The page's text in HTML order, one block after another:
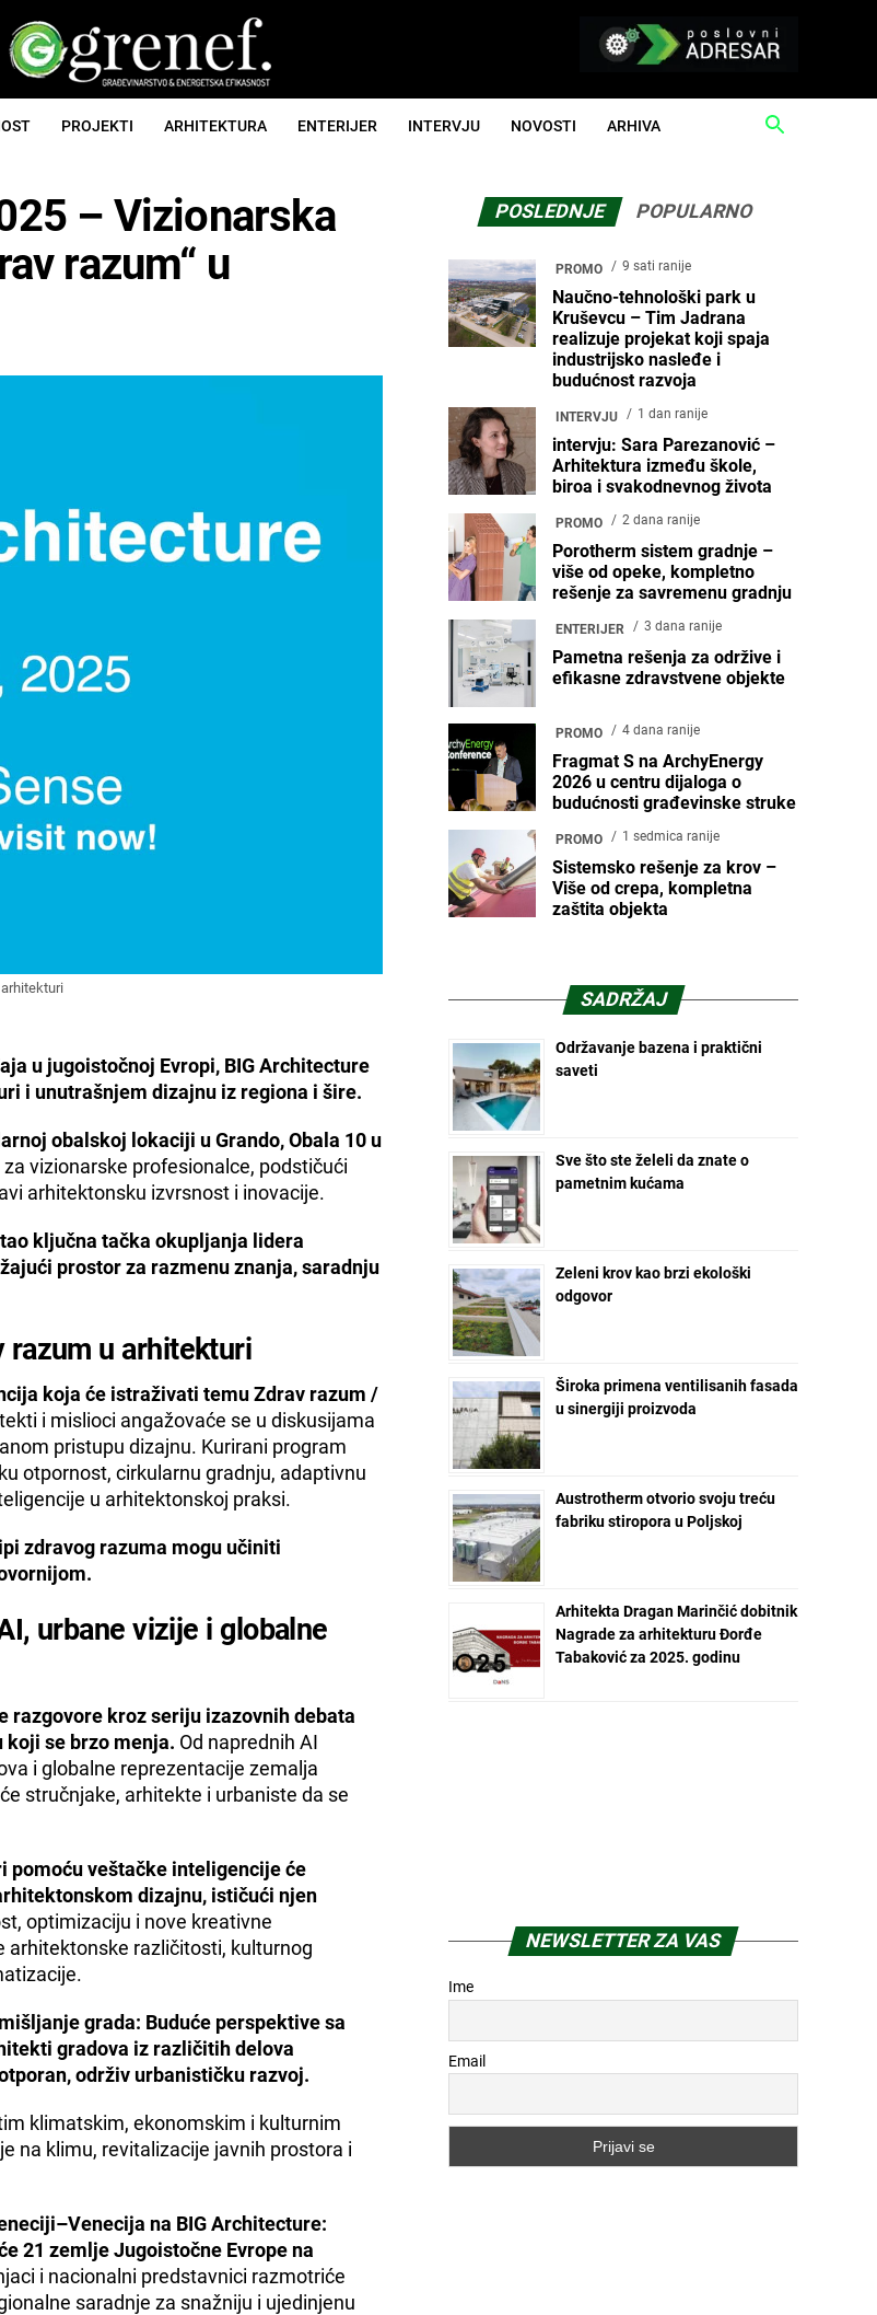
PROJEKTI ARHITEKTURA ENTERIJER INTERVJU NOVOSTI ARHIVA
– Vizionarska
razum“ u
u jugoistočnoj Evropi, BIG Architecture
i unutrašnjem dizajnu iz regiona i šire.
obalskoj lokaciji u Grando, Obala 10 u
vizionarske profesionalce, podstičući
arhitektonsku izvrsnost i inovacije.
ključna tačka okupljanja lidera
prostor za razmenu znanja, saradnju
razum u arhitekturi
koja će istraživati temu Zdrav razum /
i mislioci angažovaće se u diskusijama
pristupu dizajnu. Kurirani program
otpornost, cirkularnu gradnju, adaptivnu
u arhitektonskoj praksi.
zdravog razuma mogu učiniti
urbane vizije i globalne
razgovore kroz seriju izazovnih debata
se brzo menja. Od naprednih AI
i globalne reprezentacije zemalja
stručnjake, arhitekte i urbaniste da se
pomoću veštačke inteligencije će
dizajnu, ističući njen
optimizaciju i nove kreativne
arhitektonske različitosti, kulturnog
grada: Buduće perspektive sa
gradova iz različitih delova
održiv urbanističku razvoj.
klimatskim, ekonomskim i kulturnim
na klimu, revitalizacije javnih prostora i
na BIG Architecture:
21 zemlje Jugoistočne Evrope na
i nacionalni predstavnici razmotriće
saradnje za snažniju i ujedinjenu
POSLEDNJE POPULARNO
PROMO 9 sati ranije
Naučno-tehnološki park u
Kruševcu – Tim Jadrana
realizuje projekat koji spaja
industrijsko nasleđe i
budućnost razvoja
INTERVJU 1 dan ranije
intervju: Sara Parezanović –
Arhitektura između škole,
biroa i svakodnevnog života
PROMO 2 dana ranije
Porotherm sistem gradnje –
više od opeke, kompletno
rešenje za savremenu gradnju
ENTERIJER 3 dana ranije
Pametna rešenja za održive i
efikasne zdravstvene objekte
PROMO 4 dana ranije
Fragmat S na ArchyEnergy
2026 u centru dijaloga o
budućnosti građevinske struke
PROMO 1 sedmica ranije
Sistemsko rešenje za krov –
Više od crepa, kompletna
zaštita objekta
SADRŽAJ
Održavanje bazena i praktični
saveti
Sve što ste želeli da znate o
pametnim kućama
Zeleni krov kao brzi ekološki
odgovor
Široka primena ventilisanih fasada
u sinergiji proizvoda
Austrotherm otvorio svoju treću
fabriku stiropora u Poljskoj
Arhitekta Dragan Marinčić dobitnik
Nagrade za arhitekturu Đorđe
Tabaković za 2025. godinu
NEWSLETTER ZA VAS
Ime
Email